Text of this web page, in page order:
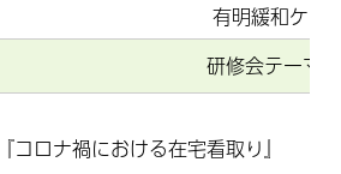
有明緩和ケア
研修会テーマ
コロナ禍における在宅看取り』